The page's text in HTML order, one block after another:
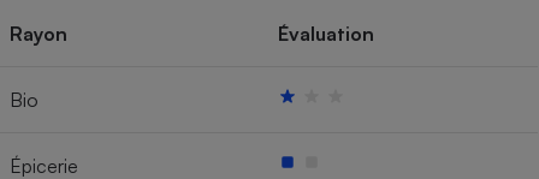
Rayon Évaluation
Bio
Épicerie